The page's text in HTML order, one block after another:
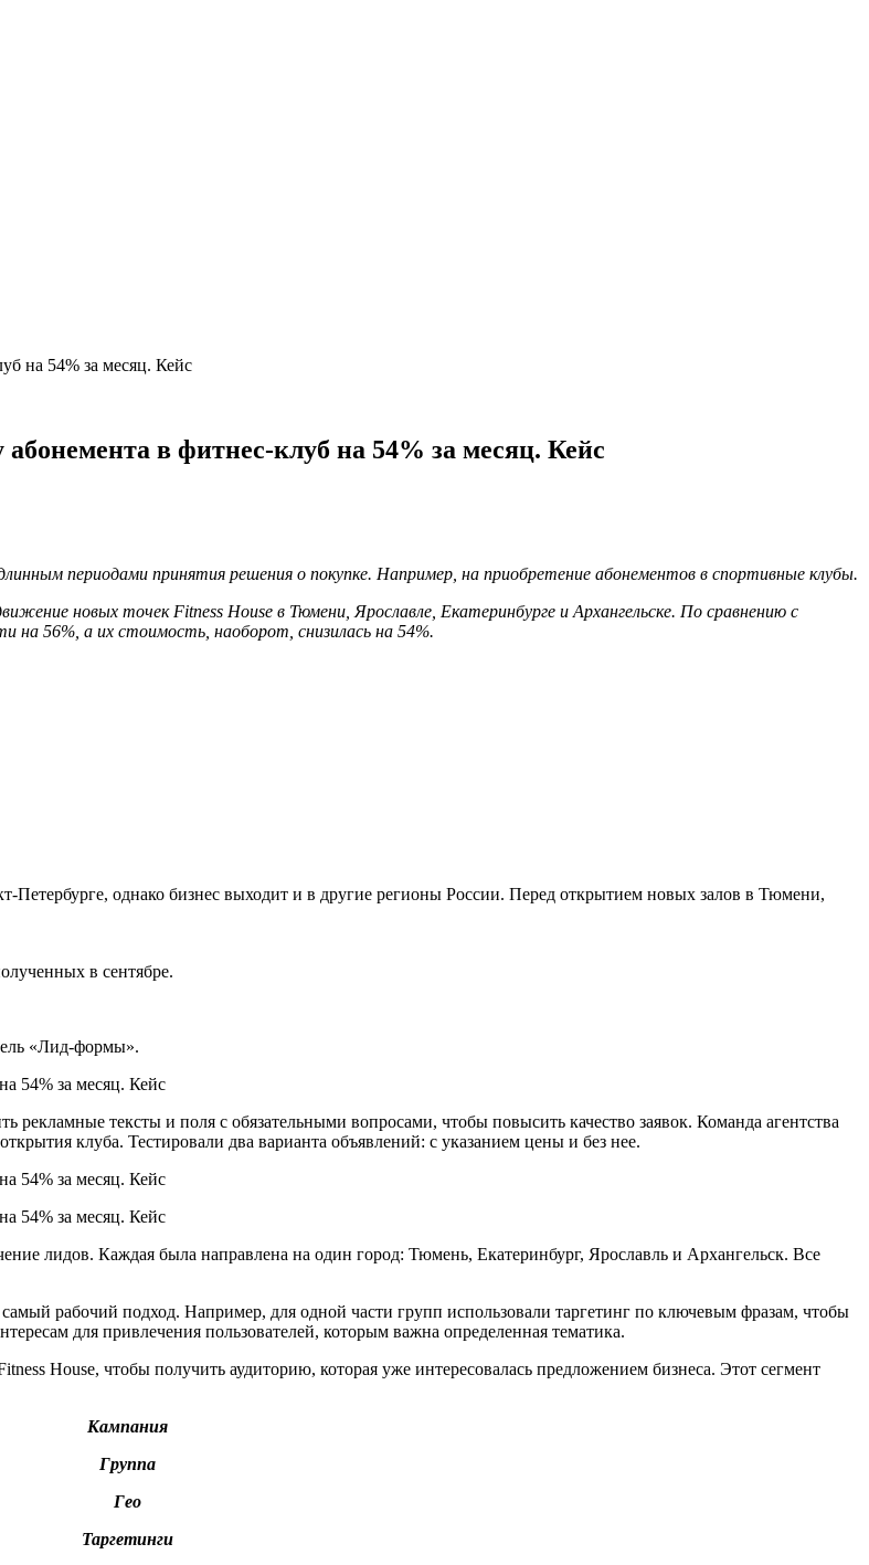
на 54% за месяц. Кейс
в фитнес-клуб на 54% за месяц. Кейс
периодами принятия решения о покупке. Например, на приобретение абонементов в спортивные клубы.
новых точек Fitness House в Тюмени, Ярославле, Екатеринбурге и Архангельске. По сравнению с
на 56%, а их стоимость, наоборот, снизилась на 54%.
Петербурге, однако бизнес выходит и в другие регионы России. Перед открытием новых залов в Тюмени,
в сентябре.
«Лид-формы».
тексты и поля с обязательными вопросами, чтобы повысить качество заявок. Команда агентства
клуба. Тестировали два варианта объявлений: с указанием цены и без нее.
лидов. Каждая была направлена на один город: Тюмень, Екатеринбург, Ярославль и Архангельск. Все
рабочий подход. Например, для одной части групп использовали таргетинг по ключевым фразам, чтобы
для привлечения пользователей, которым важна определенная тематика.
House, чтобы получить аудиторию, которая уже интересовалась предложением бизнеса. Этот сегмент
Кампания
Группа
Гео
Таргетинги